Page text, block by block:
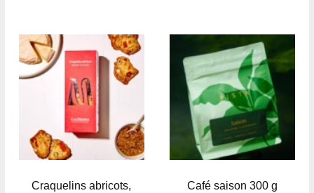
variations.
Les
options
être
choisies
sur
Craquelins abricots,
Café saison 300 g